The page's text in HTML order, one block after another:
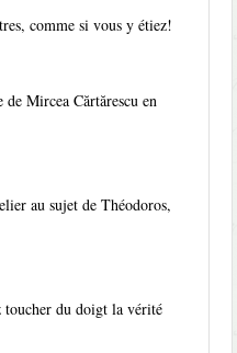
comme si vous y étiez!
de Mircea Cărtărescu en
au sujet de Théodoros,
toucher du doigt la vérité